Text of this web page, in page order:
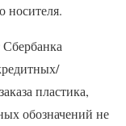
носителя.
пластика,
обозначений не